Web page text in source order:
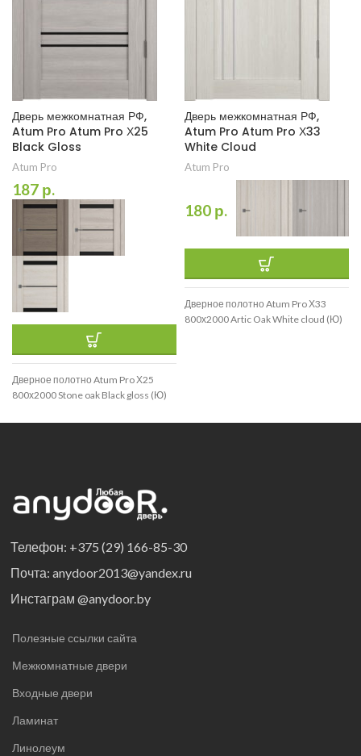
Дверь межкомнатная РФ,
Atum Pro Atum Pro Х25
Black Gloss
Atum Pro
187 р.
Дверное полотно Atum Pro Х25
800х2000 Stone oak Black gloss (Ю)
Дверь межкомнатная РФ,
Atum Pro Atum Pro Х33
White Cloud
Atum Pro
180 р.
Дверное полотно Atum Pro Х33
800х2000 Artic Oak White cloud (Ю)
Телефон: +375 (29) 166-85-30
Почта: anydoor2013@yandex.ru
Инстаграм @anydoor.by
Полезные ссылки сайта
Межкомнатные двери
Входные двери
Ламинат
Линолеум